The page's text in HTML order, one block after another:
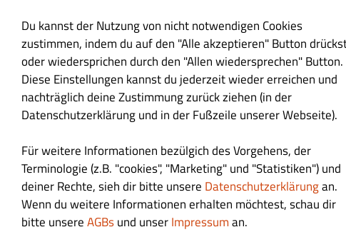
SENDEN
Du kannst der Nutzung von nicht notwendigen Cookies
zustimmen, indem du auf den "Alle akzeptieren" Button
oder wiedersprichen durch den "Allen wiedersprechen" Button.
Diese Einstellungen kannst du jederzeit wieder erreichen und
nachträglich deine Zustimmung zurück ziehen (in der
Datenschutzerklärung und in der Fußzeile unserer Webseite).
Für weitere Informationen bezülgich des Vorgehens, der
Terminologie (z.B. "cookies", "Marketing" und "Statistiken") und
deiner Rechte, sieh dir bitte unsere Datenschutzerklärungan.
Wenn du weitere Informationen erhalten möchtest, schau dir
bitte unsereAGBsund unserImpressuman.